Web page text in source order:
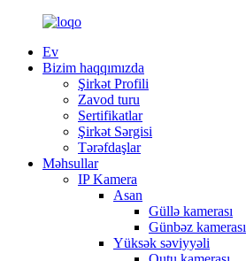
Ev
Bizim haqqımızda
Şirkət Profili
Zavod turu
Sertifikatlar
Şirkət Sərgisi
Tərəfdaşlar
Məhsullar
IP Kamera
Asan
Güllə kamerası
Günbəz kamerası
Yüksək səviyyəli